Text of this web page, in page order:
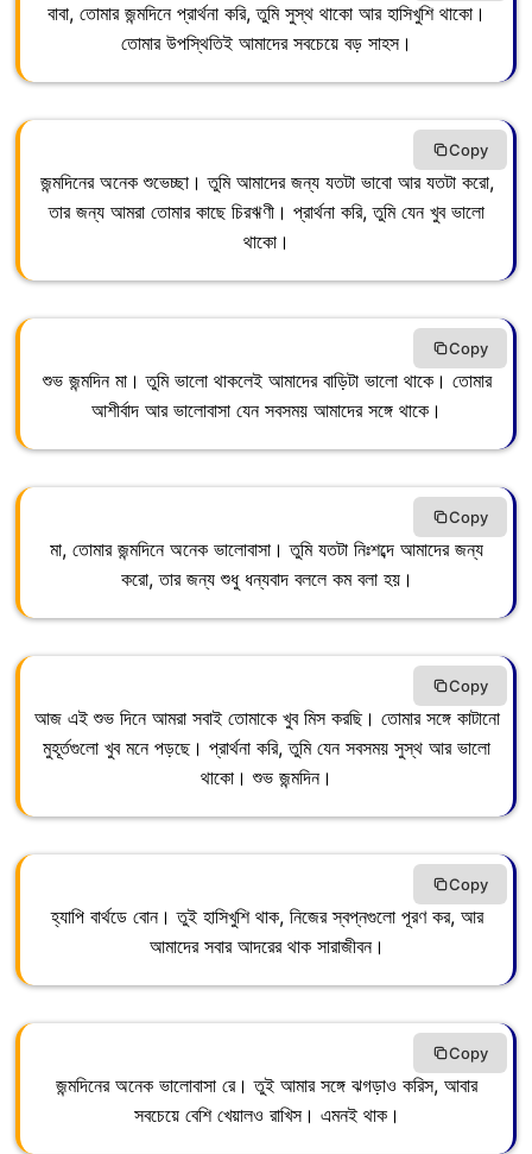
বাবা, তোমার জন্মদিনে প্রার্থনা করি, তুমি সুস্থ থাকো আর হাসিখুশি থাকো।
তোমার উপস্থিতিই আমাদের সবচেয়ে বড় সাহস।
জন্মদিনের অনেক শুভেচ্ছা। তুমি আমাদের জন্য যতটা ভাবো আর যতটা করো,
তার জন্য আমরা তোমার কাছে চিরঋণী। প্রার্থনা করি, তুমি যেন খুব ভালো
থাকো।
Copy
শুভ জন্মদিন মা। তুমি ভালো থাকলেই আমাদের বাড়িটা ভালো থাকে। তোমার
আশীর্বাদ আর ভালোবাসা যেন সবসময় আমাদের সঙ্গে থাকে।
Copy
মা, তোমার জন্মদিনে অনেক ভালোবাসা। তুমি যতটা নিঃশব্দে আমাদের জন্য
করো, তার জন্য শুধু ধন্যবাদ বললে কম বলা হয়।
Copy
আজ এই শুভ দিনে আমরা সবাই তোমাকে খুব মিস করছি। তোমার সঙ্গে কাটানো
মুহূর্তগুলো খুব মনে পড়ছে। প্রার্থনা করি, তুমি যেন সবসময় সুস্থ আর ভালো
থাকো। শুভ জন্মদিন।
Copy
হ্যাপি বার্থডে বোন। তুই হাসিখুশি থাক, নিজের স্বপ্নগুলো পূরণ কর, আর
আমাদের সবার আদরের থাক সারাজীবন।
Copy
জন্মদিনের অনেক ভালোবাসা রে। তুই আমার সঙ্গে ঝগড়াও করিস, আবার
সবচেয়ে বেশি খেয়ালও রাখিস। এমনই থাক।
Copy